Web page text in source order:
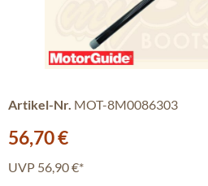
Artikel-Nr. MOT-8M0086303
Verkaufspreis:
56,70 €
UVP 56,90 €*